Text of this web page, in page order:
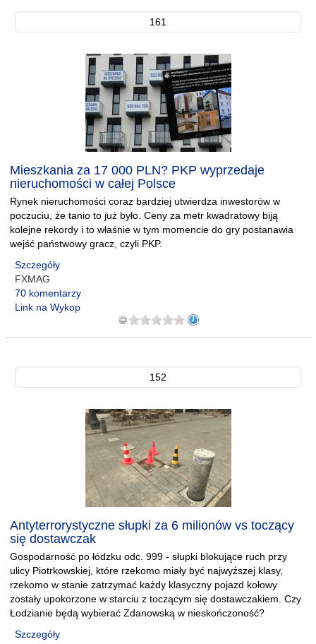
161
Mieszkania za 17 000 PLN? PKP wyprzedaje
nieruchomości w całej Polsce
Rynek nieruchomości coraz bardziej utwierdza inwestorów w
poczuciu, że tanio to już było. Ceny za metr kwadratowy biją
kolejne rekordy i to właśnie w tym momencie do gry postanawia
wejść państwowy gracz, czyli PKP.
Szczegóły
FXMAG
70 komentarzy
Link na Wykop
152
Antyterrorystyczne słupki za 6 milionów vs toczący
się dostawczak
Gospodarność po łódzku odc. 999 - słupki blokujące ruch przy
ulicy Piotrkowskiej, które rzekomo miały być najwyższej klasy,
rzekomo w stanie zatrzymać każdy klasyczny pojazd kołowy
zostały upokorzone w starciu z toczącym się dostawczakiem. Czy
Łodzianie będą wybierać Zdanowską w nieskończoność?
Szczegóły